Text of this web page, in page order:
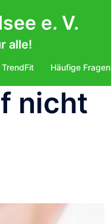
e. V.
alle!
TrendFit Häufige Fragen
nicht